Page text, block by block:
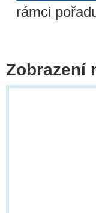
rámci
Zobrazení